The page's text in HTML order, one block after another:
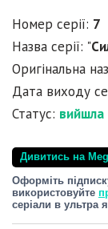
Номер серії: 7
Назва серії: "
Оригінальна
Дата виходу
Статус: вийшла
Дивитись на
Оформіть
використовуйте
серіали в ультра